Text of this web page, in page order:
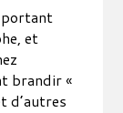
portant
et
brandir «
d’autres